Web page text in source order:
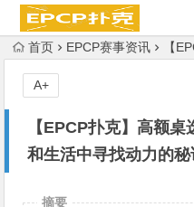
首页 EPCP赛事资讯 【
【EPCP扑克】高额
和生活中寻找动力的秘
A+
摘要